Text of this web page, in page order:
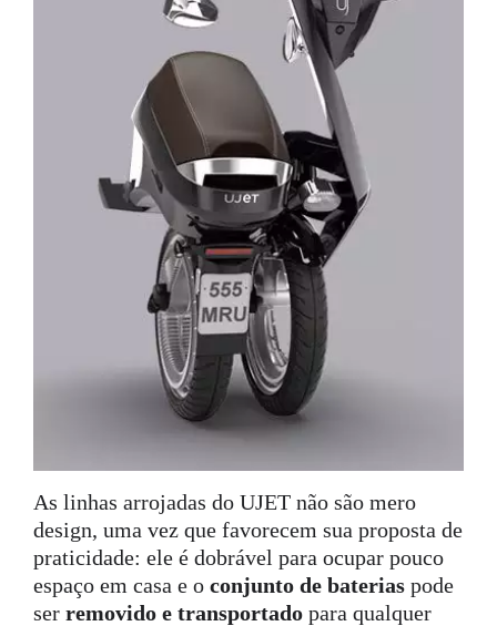
As linhas arrojadas do UJET não são mero
design, uma vez que favorecem sua proposta de
praticidade: ele é dobrável para ocupar pouco
espaço em casa e o conjunto de baterias pode
ser removido e transportado para qualquer